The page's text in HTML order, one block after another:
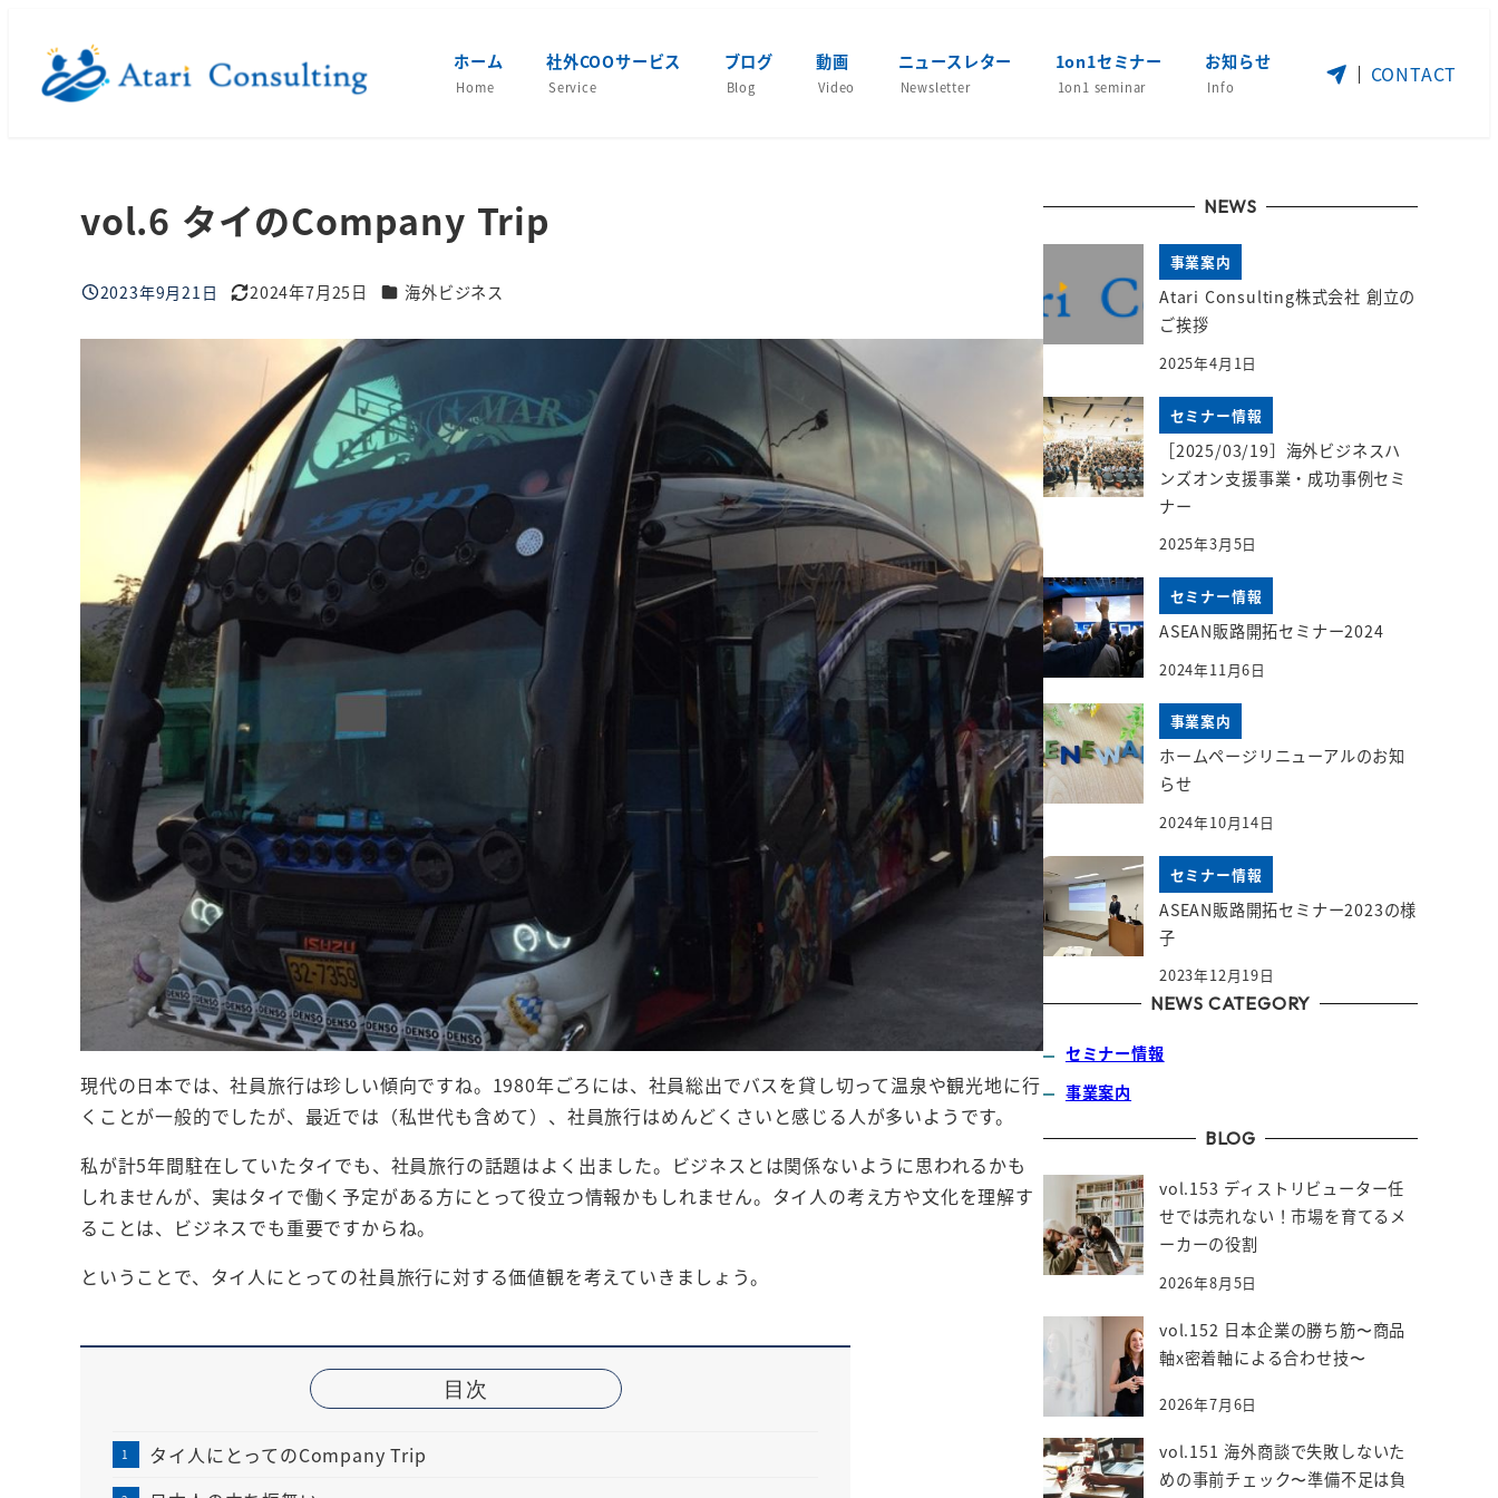
ホーム
Home
社外COOサービス
Service
ブログ
Blog
動画
Video
ニュースレター
Newsletter
1on1セミナー
1on1 seminar
お知らせ
Info
CONTACT
vol.6 タイのCompany Trip
投稿日
2023年9月21日
更新日
2024年7月25日 ブログカテゴリー
海外ビジネス
現代の日本では、社員旅行は珍しい傾向ですね。1980年ごろには、社員総出でバスを貸し切って温泉や観光地に行
くことが一般的でしたが、最近では（私世代も含めて）、社員旅行はめんどくさいと感じる人が多いようです。
私が計5年間駐在していたタイでも、社員旅行の話題はよく出ました。ビジネスとは関係ないように思われるかも
しれませんが、実はタイで働く予定がある方にとって役立つ情報かもしれません。タイ人の考え方や文化を理解す
ることは、ビジネスでも重要ですからね。
ということで、タイ人にとっての社員旅行に対する価値観を考えていきましょう。
目次
タイ人にとってのCompany Trip
NEWS
事業案内
Atari Consulting株式会社 創立の
ご挨拶
2025年4月1日
セミナー情報
［2025/03/19］海外ビジネスハ
ンズオン支援事業・成功事例セミ
ナー
2025年3月5日
セミナー情報
ASEAN販路開拓セミナー2024
2024年11月6日
事業案内
ホームページリニューアルのお知
らせ
2024年10月14日
セミナー情報
ASEAN販路開拓セミナー2023の様
子
2023年12月19日
NEWS CATEGORY
セミナー情報
事業案内
BLOG
vol.153 ディストリビューター任
せでは売れない！市場を育てるメ
ーカーの役割
2026年8月5日
vol.152 日本企業の勝ち筋〜商品
軸x密着軸による合わせ技〜
2026年7月6日
vol.151 海外商談で失敗しないた
めの事前チェック〜準備不足は負